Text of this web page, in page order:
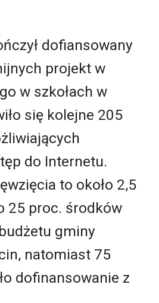
dofiansowany
projekt w
w szkołach w
się kolejne 205
do Internetu.
to około 2,5
25 proc. środków
gminy
natomiast 75
dofinansowanie z